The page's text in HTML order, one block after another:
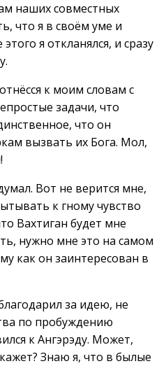
наших совместных
что я в своём уме и
я откланялся, и сразу
к моим словам с
задачи, что
что он
вызвать их Бога. Мол,
Вот не верится мне,
к гному чувство
Вахтиган будет мне
нужно мне это на самом
как он заинтересован в
за идею, не
по пробуждению
к Ангэрэду. Может,
Знаю я, что в былые